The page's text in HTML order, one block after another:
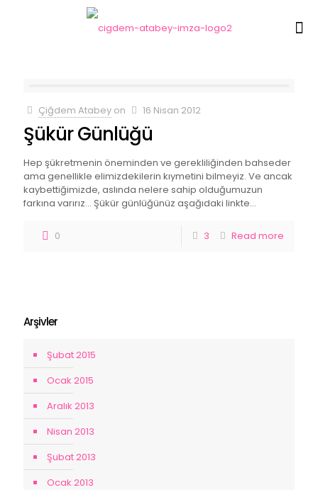
Çiğdem Atabey on 16 Nisan 2012
Şükür Günlüğü
Hep şükretmenin öneminden ve gerekliliğinden bahseder
ama genellikle elimizdekilerin kıymetini bilmeyiz. Ve ancak
kaybettiğimizde, aslında nelere sahip olduğumuzun
farkına varırız… Şükür günlüğünüz aşağıdaki linkte…
0 3 Read more
Arşivler
Şubat 2015
Ocak 2015
Aralık 2013
Nisan 2013
Şubat 2013
Ocak 2013